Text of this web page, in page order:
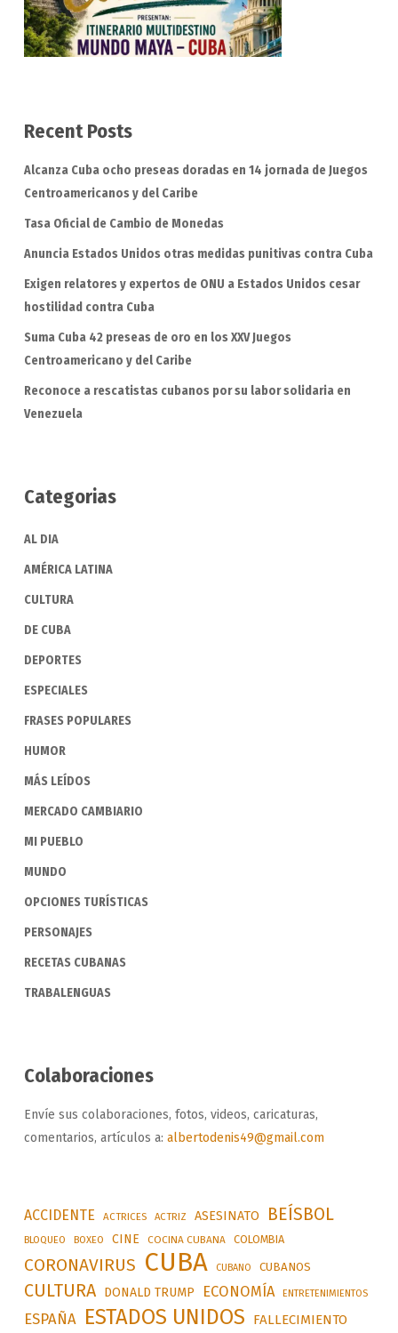
Recent Posts
Alcanza Cuba ocho preseas doradas en 14 jornada de Juegos
Centroamericanos y del Caribe
Tasa Oficial de Cambio de Monedas
Anuncia Estados Unidos otras medidas punitivas contra Cuba
Exigen relatores y expertos de ONU a Estados Unidos cesar
hostilidad contra Cuba
Suma Cuba 42 preseas de oro en los XXV Juegos
Centroamericano y del Caribe
Reconoce a rescatistas cubanos por su labor solidaria en
Venezuela
Categorias
AL DIA
AMÉRICA LATINA
CULTURA
DE CUBA
DEPORTES
ESPECIALES
FRASES POPULARES
HUMOR
MÁS LEÍDOS
MERCADO CAMBIARIO
MI PUEBLO
MUNDO
OPCIONES TURÍSTICAS
PERSONAJES
RECETAS CUBANAS
TRABALENGUAS
Colaboraciones
Envíe sus colaboraciones, fotos, videos, caricaturas,
comentarios, artículos a: albertodenis49@gmail.com
ACCIDENTE ACTRICES ACTRIZ ASESINATO BEÍSBOL
BLOQUEO BOXEO CINE COCINA CUBANA COLOMBIA
CORONAVIRUS CUBA CUBANO CUBANOS
CULTURA DONALD TRUMP ECONOMÍA ENTRETENIMIENTOS
ESPAÑA ESTADOS UNIDOS FALLECIMIENTO